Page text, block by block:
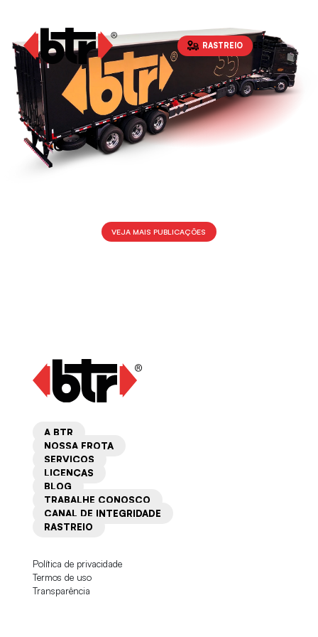
RASTREIO ES
VEJA MAIS PUBLICAÇÕES
A BTR
NOSSA FROTA
SERVIÇOS
LICENÇAS
BLOG
TRABALHE CONOSCO
CANAL DE INTEGRIDADE
RASTREIO
Política de privacidade
Termos de uso
Transparência